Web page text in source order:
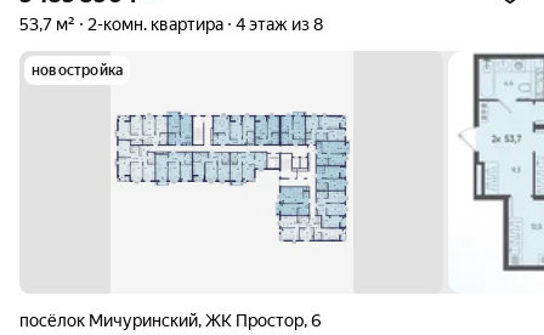
53,7 м² 2-комн. квартира 4 этаж из 8
новостройка
посёлок Мичуринский,ЖК Простор,6